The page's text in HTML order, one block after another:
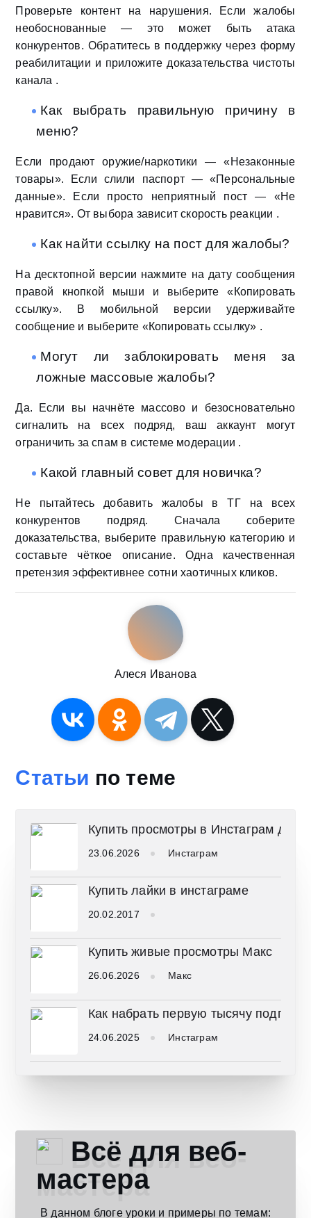
Проверьте контент на нарушения. Если жалобы
необоснованные — это может быть атака
конкурентов. Обратитесь в поддержку через форму
реабилитации и приложите доказательства чистоты
канала .
Как выбрать правильную причину в
меню?
Если продают оружие/наркотики — «Незаконные
товары». Если слили паспорт — «Персональные
данные». Если просто неприятный пост — «Не
нравится». От выбора зависит скорость реакции .
Как найти ссылку на пост для жалобы?
На десктопной версии нажмите на дату сообщения
правой кнопкой мыши и выберите «Копировать
ссылку». В мобильной версии удерживайте
сообщение и выберите «Копировать ссылку» .
Могут ли заблокировать меня за
ложные массовые жалобы?
Да. Если вы начнёте массово и безосновательно
сигналить на всех подряд, ваш аккаунт могут
ограничить за спам в системе модерации .
Какой главный совет для новичка?
Не пытайтесь добавить жалобы в ТГ на всех
конкурентов подряд. Сначала соберите
доказательства, выберите правильную категорию и
составьте чёткое описание. Одна качественная
претензия эффективнее сотни хаотичных кликов.
Алеся Иванова
Статьи по теме
Купить просмотры в Инстаграм
23.06.2026 Инстаграм
Купить лайки в инстаграме
20.02.2017
Купить живые просмотры Макс
26.06.2026 Макс
Как набрать первую тысячу
24.06.2025 Инстаграм
Всё для веб-
мастера
В данном блоге уроки и примеры по темам: